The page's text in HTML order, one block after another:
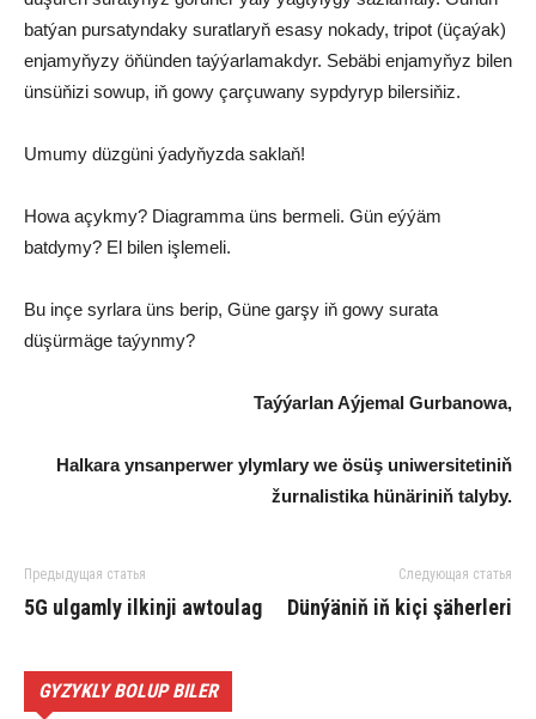
batýan pursatyndaky suratlaryň esasy nokady, tripot (üçaýak)
enjamyňyzy öňünden taýýarlamakdyr. Sebäbi enjamyňyz bilen
ünsüňizi sowup, iň gowy çarçuwany sypdyryp bilersiňiz.
Umumy düzgüni ýadyňyzda saklaň!
Howa açykmy? Diagramma üns bermeli. Gün eýýäm
batdymy? El bilen işlemeli.
Bu inçe syrlara üns berip, Güne garşy iň gowy surata
düşürmäge taýynmy?
TaýýarlanAýjemal Gurbanowa,
Halkara ynsanperwer ylymlary we ösüş uniwersitetiniň
žurnalistika hünäriniň talyby.
Предыдущая статья
5G ulgamly ilkinji awtoulag
Следующая статья
Dünýäniň iň kiçi şäherleri
GYZYKLY BOLUP BILER